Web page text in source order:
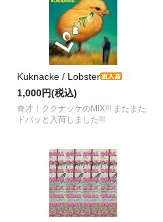
Kuknacke / Lobster
1,000円(税込)
奇才！ククナッケのMIX!!! またまた
ドバッと入荷しました!!!